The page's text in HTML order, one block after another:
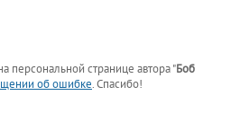
персональной странице автора "Боб
об ошибке. Спасибо!